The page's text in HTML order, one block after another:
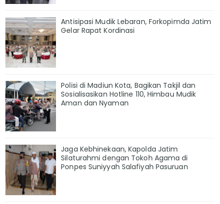
Antisipasi Mudik Lebaran, Forkopimda Jatim
Gelar Rapat Kordinasi
Polisi di Madiun Kota, Bagikan Takjil dan
Sosialisasikan Hotline 110, Himbau Mudik
Aman dan Nyaman
Jaga Kebhinekaan, Kapolda Jatim
Silaturahmi dengan Tokoh Agama di
Ponpes Suniyyah Salafiyah Pasuruan